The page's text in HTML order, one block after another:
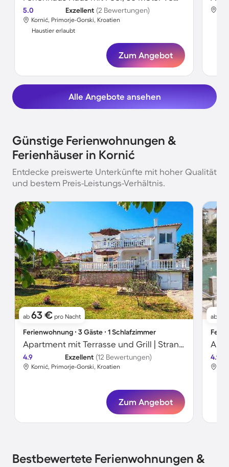
5.0 Exzellent (2 Bewertungen)
Kornić, Primorje-Gorski, Kroatien
Haustier erlaubt
Zum Angebot
Alle Angebote ansehen
Günstige Ferienwohnungen &
Ferienhäuser in Kornić
Entdecke preiswerte Unterkünfte mit hoher Qualität
und bestem Preis-Leistungs-Verhältnis.
ab 63 € pro Nacht
Ferienwohnung ∙ 3 Gäste ∙ 1 Schlafzimmer
Apartment mit Terrasse und Grill | Strand in der Nähe
4.9 Exzellent (12 Bewertungen)
Kornić, Primorje-Gorski, Kroatien
Zum Angebot
ab
4.9
Bestbewertete Ferienwohnungen &